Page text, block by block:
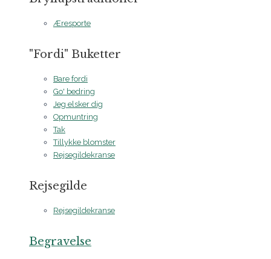
Æresporte
"Fordi" Buketter
Bare fordi
Go' bedring
Jeg elsker dig
Opmuntring
Tak
Tillykke blomster
Rejsegildekranse
Rejsegilde
Rejsegildekranse
Begravelse